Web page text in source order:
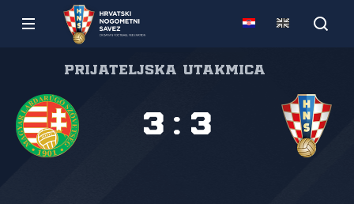
Prijateljska utakmica
3 : 3